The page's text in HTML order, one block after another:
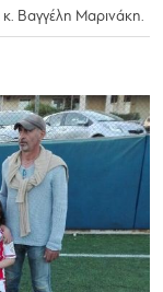
Βαγγέλη Μαρινάκη.